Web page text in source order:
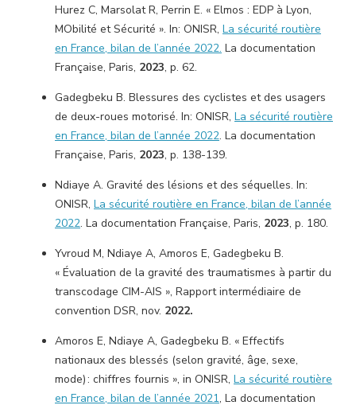
Hurez C, Marsolat R, Perrin E. « Elmos : EDP à Lyon,
MObilité et Sécurité ». In: ONISR, La sécurité routière
en France, bilan de l’année 2022. La documentation
Française, Paris, 2023, p. 62.
Gadegbeku B. Blessures des cyclistes et des usagers
de deux-roues motorisé. In: ONISR, La sécurité routière
en France, bilan de l’année 2022. La documentation
Française, Paris, 2023, p. 138-139.
Ndiaye A. Gravité des lésions et des séquelles. In:
ONISR, La sécurité routière en France, bilan de l’année
2022. La documentation Française, Paris, 2023, p. 180.
Yvroud M, Ndiaye A, Amoros E, Gadegbeku B.
« Évaluation de la gravité des traumatismes à partir du
transcodage CIM-AIS », Rapport intermédiaire de
convention DSR, nov. 2022.
Amoros E, Ndiaye A, Gadegbeku B. « Effectifs
nationaux des blessés (selon gravité, âge, sexe,
mode) : chiffres fournis », in ONISR, La sécurité routière
en France, bilan de l’année 2021, La documentation